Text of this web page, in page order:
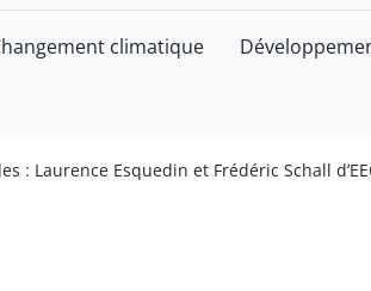
climatique
: Laurence Esquedin et Frédéric Schall